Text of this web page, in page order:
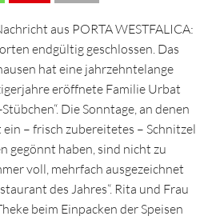
aus PORTA WESTFALICA:
endgültig geschlossen. Das
hat eine jahrzehntelange
eröffnete Familie Urbat
Die Sonntage, an denen
– frisch zubereitetes – Schnitzel
gegönnt haben, sind nicht zu
voll, mehrfach ausgezeichnet
des Jahres“. Rita und Frau
beim Einpacken der Speisen